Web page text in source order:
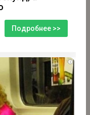
Подробнее >>
i